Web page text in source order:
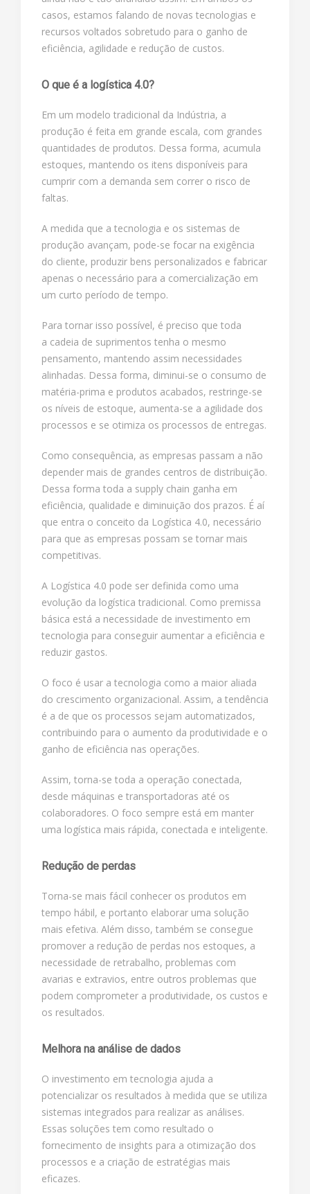
casos, estamos falando de novas tecnologias e
recursos voltados sobretudo para o ganho de
eficiência, agilidade e redução de custos.
O que é a logística 4.0?
Em um modelo tradicional da Indústria, a
produção é feita em grande escala, com grandes
quantidades de produtos. Dessa forma, acumula
estoques, mantendo os itens disponíveis para
cumprir com a demanda sem correr o risco de
faltas.
A medida que a tecnologia e os sistemas de
produção avançam, pode-se focar na exigência
do cliente, produzir bens personalizados e fabricar
apenas o necessário para a comercialização em
um curto período de tempo.
Para tornar isso possível, é preciso que toda
a cadeia de suprimentos tenha o mesmo
pensamento, mantendo assim necessidades
alinhadas. Dessa forma, diminui-se o consumo de
matéria-prima e produtos acabados, restringe-se
os níveis de estoque, aumenta-se a agilidade dos
processos e se otimiza os processos de entregas.
Como consequência, as empresas passam a não
depender mais de grandes centros de distribuição.
Dessa forma toda a supply chain ganha em
eficiência, qualidade e diminuição dos prazos. É aí
que entra o conceito da Logística 4.0, necessário
para que as empresas possam se tornar mais
competitivas.
A Logística 4.0 pode ser definida como uma
evolução da logística tradicional. Como premissa
básica está a necessidade de investimento em
tecnologia para conseguir aumentar a eficiência e
reduzir gastos.
O foco é usar a tecnologia como a maior aliada
do crescimento organizacional. Assim, a tendência
é a de que os processos sejam automatizados,
contribuindo para o aumento da produtividade e o
ganho de eficiência nas operações.
Assim, torna-se toda a operação conectada,
desde máquinas e transportadoras até os
colaboradores. O foco sempre está em manter
uma logística mais rápida, conectada e inteligente.
Redução de perdas
Torna-se mais fácil conhecer os produtos em
tempo hábil, e portanto elaborar uma solução
mais efetiva. Além disso, também se consegue
promover a redução de perdas nos estoques, a
necessidade de retrabalho, problemas com
avarias e extravios, entre outros problemas que
podem comprometer a produtividade, os custos e
os resultados.
Melhora na análise de dados
O investimento em tecnologia ajuda a
potencializar os resultados à medida que se utiliza
sistemas integrados para realizar as análises.
Essas soluções tem como resultado o
fornecimento de insights para a otimização dos
processos e a criação de estratégias mais
eficazes.